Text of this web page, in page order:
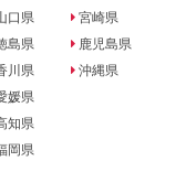
口県
島県
川県
媛県
知県
岡県
宮崎県
鹿児島県
沖縄県